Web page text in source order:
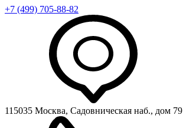
+7 (499) 705-88-82
115035 Москва, Садовническая наб., дом 79